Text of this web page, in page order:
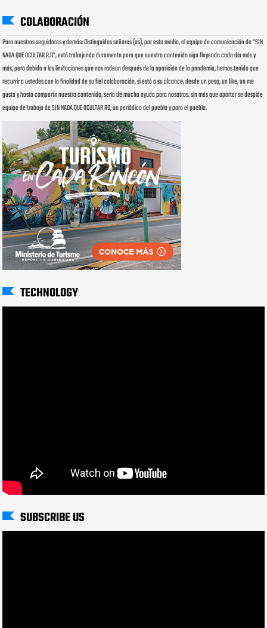
COLABORACIÓN
Para nuestros seguidores y demás: Distinguidos señores (as), por este medio, el equipo de comunicación de "SIN
NADA QUE OCULTAR R.D", está trabajando duramente para que nuestro contenido siga fluyendo cada día más y
más, pero debido a las limitaciones que nos rodean después de la aparición de la pandemia, hemos tenido que
recurrir a ustedes con la finalidad de su fiel colaboración, si está a su alcance, desde un peso, un like, un me
gusta y hasta compartir nuestro contenido, sería de mucha ayuda para nosotros, sin más que aportar se despide
equipo de trabajo de SIN NADA QUE OCULTAR RD, un periódico del pueblo y para el pueblo.
TECHNOLOGY
SUBSCRIBE US